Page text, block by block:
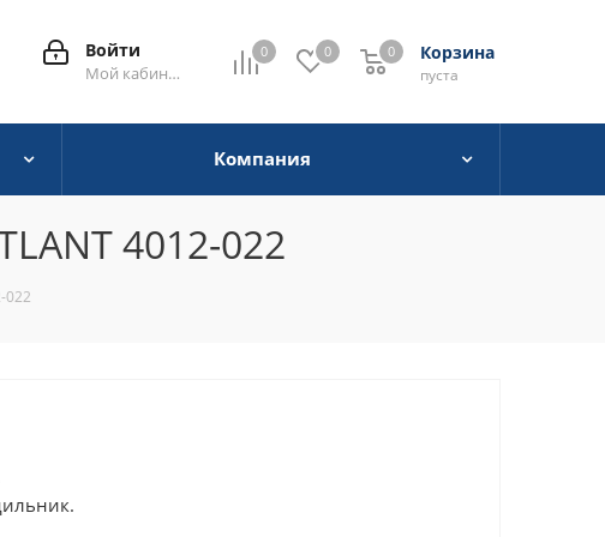
0 0 Корзина
0
пуста
0
Войти
Мой кабинет
Компания
4012-022
022